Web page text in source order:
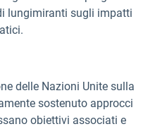
lungimiranti sugli impatti
delle Nazioni Unite sulla
sostenuto approcci
obiettivi associati e